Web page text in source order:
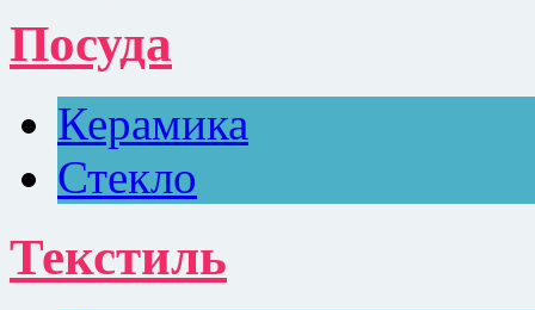
Посуда
Керамика
Стекло
Текстиль